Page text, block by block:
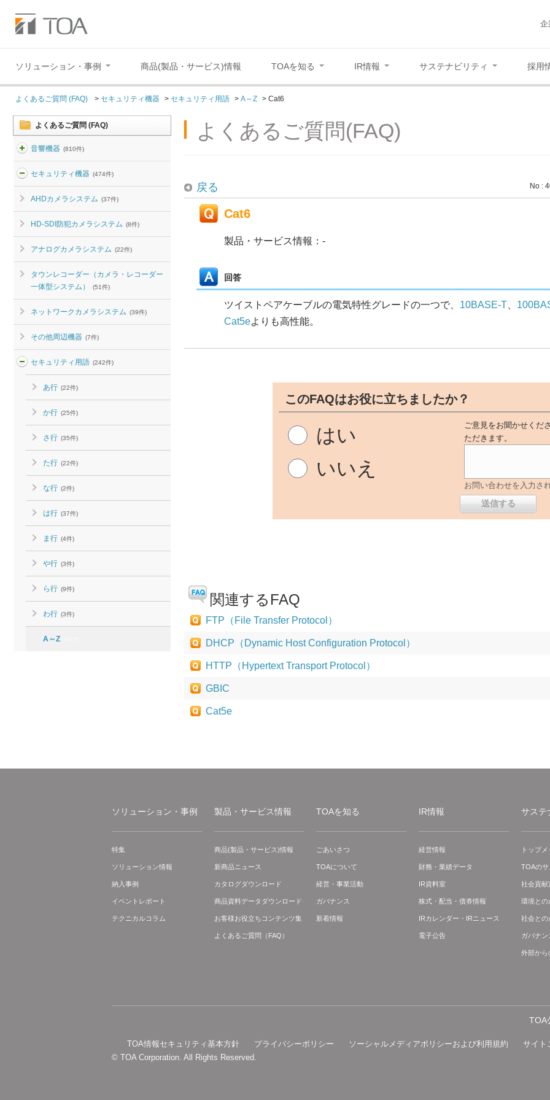
企
ソリューション・事例 商品(製品・サービス)情報 TOAを知る IR情報 サステナビリティ 採用
よくあるご質問 (FAQ) > セキュリティ機器 > セキュリティ用語 > A～Z > Cat6
よくあるご質問 (FAQ)
音響機器 (810件)
セキュリティ機器 (474件)
AHDカメラシステム (37件)
HD-SDI防犯カメラシステム (8件)
アナログカメラシステム (22件)
タウンレコーダー（カメラ・レコーダー
一体型システム）
(51件)
ネットワークカメラシステム (39件)
その他周辺機器 (7件)
セキュリティ用語 (242件)
あ行 (22件)
か行 (25件)
さ行 (35件)
た行 (22件)
な行 (2件)
は行 (37件)
ま行 (4件)
や行 (3件)
ら行 (9件)
わ行 (3件)
A～Z
よくあるご質問(FAQ)
戻る No :
Cat6
製品・サービス情報：-
回答
ツイストペアケーブルの電気特性グレードの一つで、 10BASE-T
Cat5eよりも高性能。
このFAQはお役に立ちましたか？
はい
いいえ
ご意見をお聞かせくだ
ただきます。
お問い合わせを入力さ
関連するFAQ
FTP（File Transfer Protocol）
DHCP（Dynamic Host Configuration Protocol）
HTTP（Hypertext Transport Protocol）
GBIC
Cat5e
ソリューション・事例
特集
ソリューション情報
納入事例
イベントレポート
テクニカルコラム
製品・サービス情報
商品(製品・サービス)情報
新商品ニュース
カタログダウンロード
商品資料データダウンロード
お客様お役立ちコンテンツ集
よくあるご質問（FAQ）
TOAを知る
ごあいさつ
TOAについて
経営・事業活動
ガバナンス
新着情報
IR情報
経営情報
財務・業績データ
IR資料室
株式・配当・債券情報
IRカレンダー・IRニュース
電子公告
サステ
トップ
TOAのサ
社会貢献
環境との
社会との
ガバナン
外部から
TOA
TOA情報セキュリティ基本方針 プライバシーポリシー ソーシャルメディアポリシーおよび利用規約 サイト
© TOA Corporation. All Rights Reserved.